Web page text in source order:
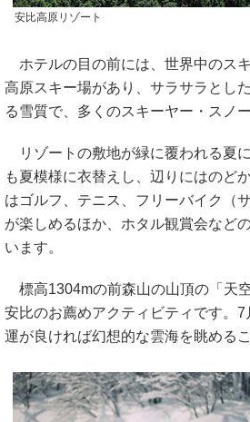
安比高原リゾート
ホテルの目の前には、世界中のス
高原スキー場があり、サラサラとし
る雪質で、多くのスキーヤー・スノ
リゾートの敷地が緑に覆われる夏
も夏模様に衣替えし、辺りにはのど
はゴルフ、テニス、フリーバイク（
が楽しめるほか、ホタル観賞会など
います。
標高1304mの前森山の山頂の「天
安比のお薦めアクティビティです。
運が良ければ幻想的な雲海を眺める